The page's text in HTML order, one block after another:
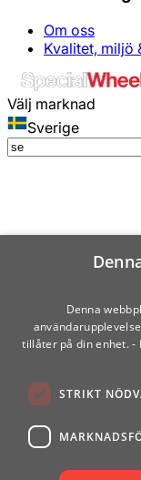
Om oss
Kvalitet, miljö
Välj marknad
Sverige
Denna
tillåter på din enhet. -
STRIKT